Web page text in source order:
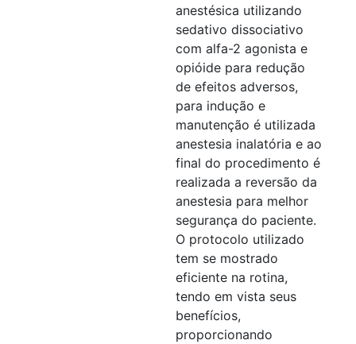
anestésica utilizando
sedativo dissociativo
com alfa-2 agonista e
opióide para redução
de efeitos adversos,
para indução e
manutenção é utilizada
anestesia inalatória e ao
final do procedimento é
realizada a reversão da
anestesia para melhor
segurança do paciente.
O protocolo utilizado
tem se mostrado
eficiente na rotina,
tendo em vista seus
benefícios,
proporcionando